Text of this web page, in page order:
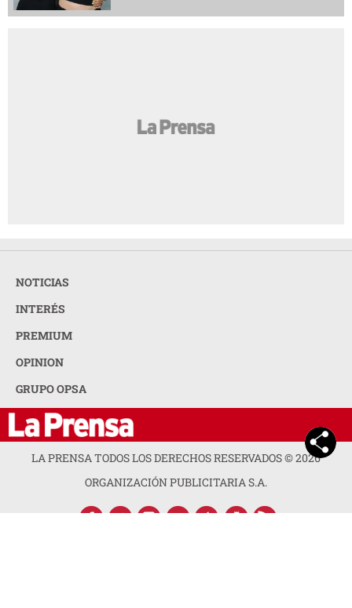
NOTICIAS
INTERÉS
PREMIUM
OPINION
GRUPO OPSA
LA PRENSA TODOS LOS DERECHOS RESERVADOS ©2026
ORGANIZACIÓN PUBLICITARIA S.A.